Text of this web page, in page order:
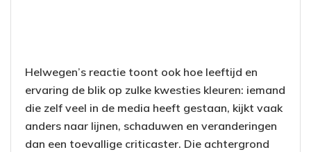
Helwegen’s reactie toont ook hoe leeftijd en
ervaring de blik op zulke kwesties kleuren: iemand
die zelf veel in de media heeft gestaan, kijkt vaak
anders naar lijnen, schaduwen en veranderingen
dan een toevallige criticaster. Die achtergrond